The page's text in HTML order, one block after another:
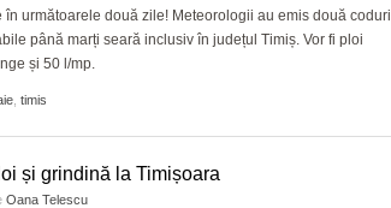
în următoarele două zile! Meteorologii au emis două coduri
până marți seară inclusiv în județul Timiș. Vor fi ploi
și 50 l/mp.
timis
și grindină la Timișoara
Oana Telescu